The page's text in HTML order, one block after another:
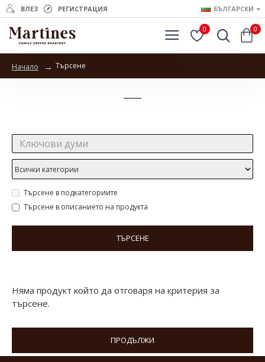
ВЛЕЗ РЕГИСТРАЦИЯ БЪЛГАРСКИ
0 0
Начало Търсене
Търсене в подкатегориите
Търсене в описанието на продукта
ТЪРСЕНЕ
Няма продукт който да отговаря на критерия за
търсене.
ПРОДЪЛЖИ